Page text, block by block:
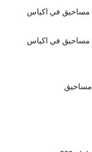
مساحيق في اكياس
مساحيق في اكياس
مساحيق